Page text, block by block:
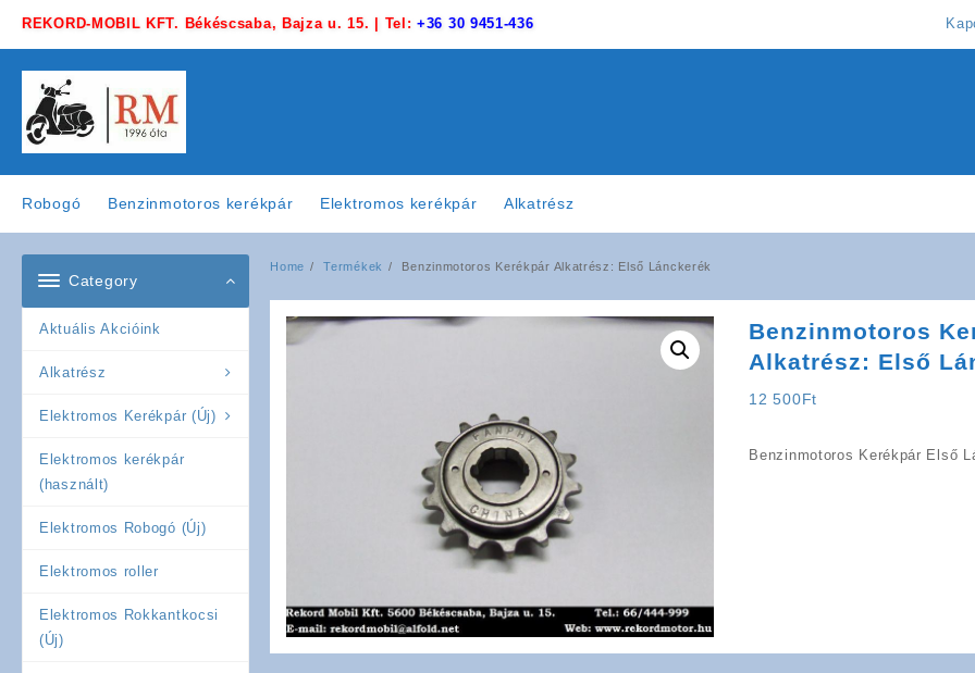
REKORD-MOBIL KFT. Békéscsaba, Bajza u. 15. | Tel:+36 30 9451-436
Robogó Benzinmotoros kerékpár Elektromos kerékpár Alkatrész
Category
Aktuális Akcióink
Alkatrész
Elektromos Kerékpár (Új)
Elektromos kerékpár
(használt)
Elektromos Robogó (Új)
Elektromos roller
Elektromos Rokkantkocsi
(Új)
Home Termékek Benzinmotoros Kerékpár Alkatrész: Első Lánckerék
Benzinmotoros
Alkatrész: Első
12 500Ft
Benzinmotoros Kerékpár Első